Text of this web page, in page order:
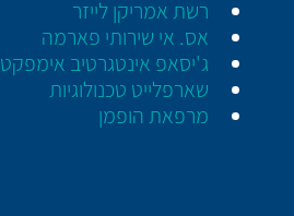
רשת אמריקן לייזר
אס. אי שירותי פארמה
ג'יסאפ אינטגרטיב אימפקט
שארפלייט טכנולוגיות
מרפאת הופמן